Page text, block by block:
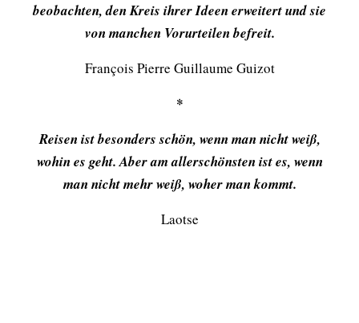
beobachten, den Kreis ihrer Ideen erweitert und sie
von manchen Vorurteilen befreit.
François Pierre Guillaume Guizot
*
Reisen ist besonders schön, wenn man nicht weiß,
wohin es geht. Aber am allerschönsten ist es, wenn
man nicht mehr weiß, woher man kommt.
Laotse